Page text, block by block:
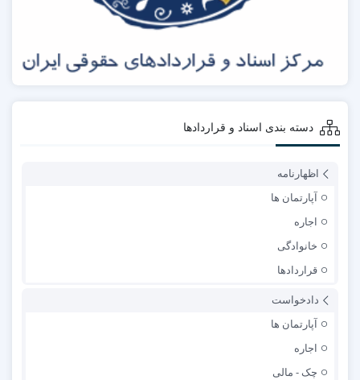
دسته بندی اسناد و قراردادها
اظهارنامه
آپارتمان ها
اجاره
خانوادگی
قراردادها
دادخواست
آپارتمان ها
اجاره
چک - مالی